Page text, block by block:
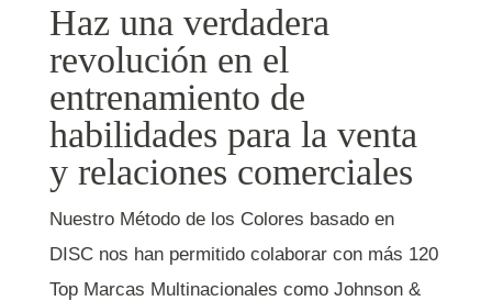
Haz una verdadera
revolución en el
entrenamiento de
habilidades para la venta
y relaciones comerciales
Nuestro Método de los Colores basado en
DISC nos han permitido colaborar con más 120
Top Marcas Multinacionales como Johnson &